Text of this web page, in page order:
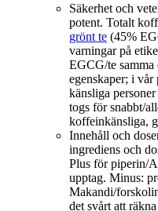
Säkerhet och
potent. Totalt
grönt te (45%
varningar på
EGCG/te
egenskaper; i vår
känsliga
togs för snabbt/
koffeinkänsliga,
Innehåll och
ingrediens och
Plus för piperin/
upptag. Minus:
Makandi/
det svårt att